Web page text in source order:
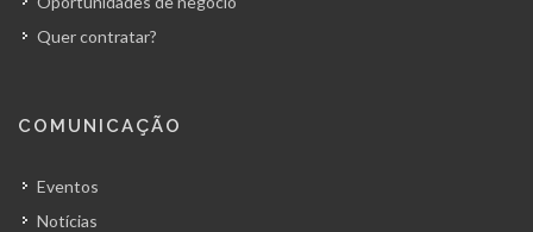
Quer contratar?
COMUNICAÇÃO
Eventos
Notícias